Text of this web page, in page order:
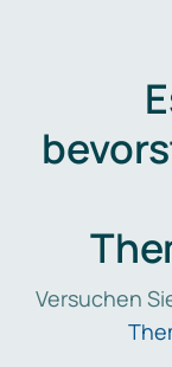
Versuchen